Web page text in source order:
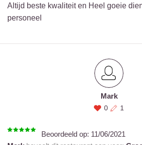
Altijd beste kwaliteit en Heel goeie
personeel
Mark
0 1
Beoordeeld op: 11/06/2021